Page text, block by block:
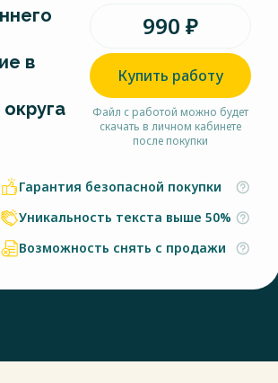
в
990 ₽
Купить работу
Файл с работой можно будет
скачать в личном кабинете
после покупки
Гарантия безопасной покупки
Уникальность текста выше 50%
Возможность снять с продажи